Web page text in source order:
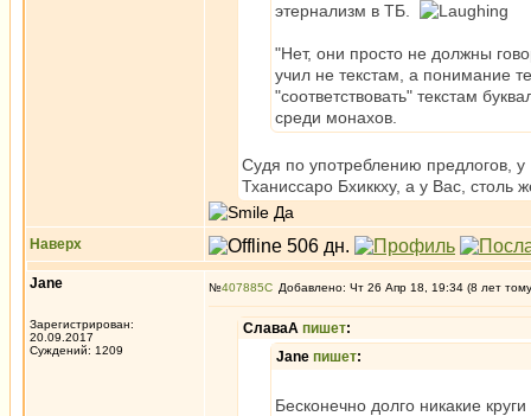
этернализм в ТБ.
"Нет, они просто не должны
учил не текстам, а понимание
"соответствовать" текстам
среди монахов.
Судя по употреблению предлогов,
Тханиссаро Бхиккху, а у Вас, столь
Да
Наверх
Jane
Зарегистрирован:
20.09.2017
Суждений: 1209
№407885 Добавлено: Чт 26 Апр 18, 19:34 (8 лет
СлаваА пишет:
Jane пишет:
Бесконечно долго никакие